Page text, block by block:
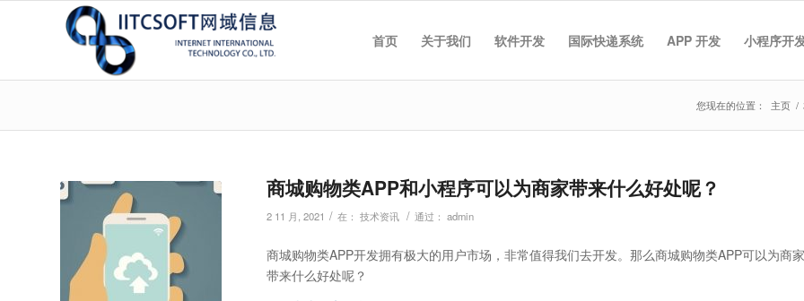
首页 关于我们 软件开发 国际快递系统 APP 开发 小程序开
您现在的位置： 主页 /
商城购物类APP和小程序可以为商家带来什么好处呢？
2 11 月, 2021 / 在： 技术资讯 / 通过： admin
商城购物类APP开发拥有极大的用户市场，非常值得我们去开发。那么商城购物类APP可以为商家
带来什么好处呢？